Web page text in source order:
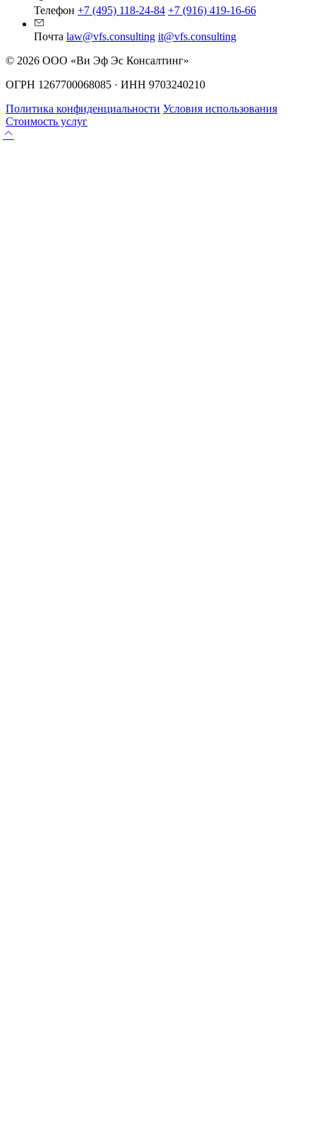
Телефон +7 (495) 118-24-84 +7 (916) 419-16-66
Почта law@vfs.consulting it@vfs.consulting
© 2026 ООО «Ви Эф Эс Консалтинг»
ОГРН 1267700068085 · ИНН 9703240210
Политика конфиденциальности Условия использования
Стоимость услуг